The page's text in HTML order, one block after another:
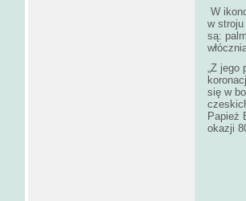
W
w
są:
„Z jego
się w
Papież
okazji